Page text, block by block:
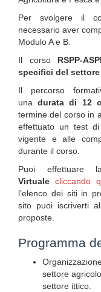
Per svolgere il
necessario aver
Modulo A e B.
Il corso RSPP-
specifici del
Il percorso
unadurata di 12
termine del corso in
effettuato un test
vigente e alle
durante il corso.
Puoi effettuare
Virtuale cliccando
l’elenco dei siti in
sito puoi iscriverti
proposte.
Programma
settore
settore ittico.